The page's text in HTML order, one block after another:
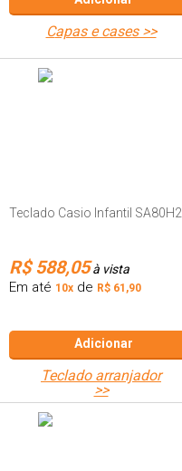
capas e cases >>
Teclado Casio Infantil SA80H2
R$ 588,05à vista
Em até 10x de R$ 61,90
Adicionar
teclado arranjador
>>